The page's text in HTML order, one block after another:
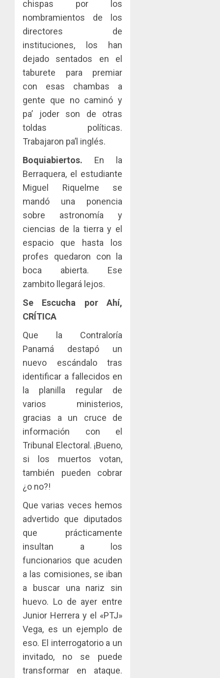
chispas por los
nombramientos de los
directores de
instituciones, los han
dejado sentados en el
taburete para premiar
con esas chambas a
gente que no caminó y
pa’ joder son de otras
toldas políticas.
Trabajaron pa’l inglés.
Boquiabiertos. En la
Berraquera, el estudiante
Miguel Riquelme se
mandó una ponencia
sobre astronomía y
ciencias de la tierra y el
espacio que hasta los
profes quedaron con la
boca abierta. Ese
zambito llegará lejos.
Se Escucha por Ahí,
CRÍTICA
Que la Contraloría
Panamá destapó un
nuevo escándalo tras
identificar a fallecidos en
la planilla regular de
varios ministerios,
gracias a un cruce de
información con el
Tribunal Electoral. ¡Bueno,
si los muertos votan,
también pueden cobrar
¿o no?!
Que varias veces hemos
advertido que diputados
que prácticamente
insultan a los
funcionarios que acuden
a las comisiones, se iban
a buscar una nariz sin
huevo. Lo de ayer entre
Junior Herrera y el «PTJ»
Vega, es un ejemplo de
eso. El interrogatorio a un
invitado, no se puede
transformar en ataque.